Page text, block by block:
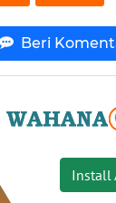
Beri
Install